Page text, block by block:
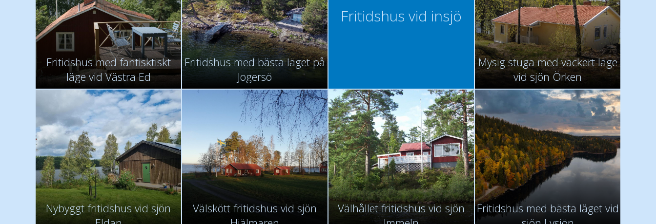
Fritidshus med fantisktiskt
läge vid Västra Ed
Fritidshus med bästa läget på
Jogersö
Fritidshus vid insjö
Mysig stuga med vackert läge
vid sjön Örken
Nybyggt fritidshus vid sjön
Välskött fritidshus vid sjön
Välhållet fritidshus vid sjön
Fritidshus med bästa läget vid